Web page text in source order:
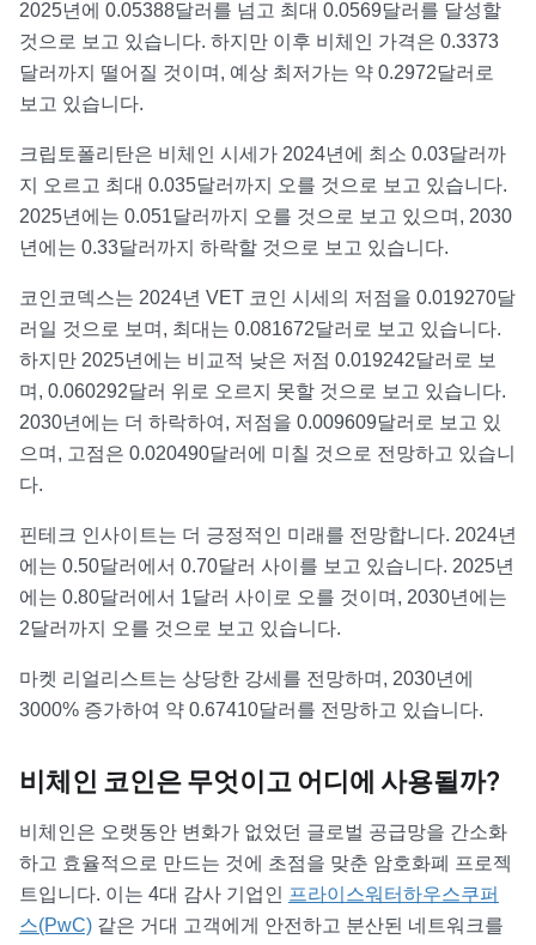
2025년에 0.05388달러를 넘고 최대 0.0569달러를 달성할
것으로 보고 있습니다. 하지만 이후 비체인 가격은 0.3373
달러까지 떨어질 것이며, 예상 최저가는 약 0.2972달러로
보고 있습니다.
크립토폴리탄은 비체인 시세가 2024년에 최소 0.03달러까
지 오르고 최대 0.035달러까지 오를 것으로 보고 있습니다.
2025년에는 0.051달러까지 오를 것으로 보고 있으며, 2030
년에는 0.33달러까지 하락할 것으로 보고 있습니다.
코인코덱스는 2024년 VET 코인 시세의 저점을 0.019270달
러일 것으로 보며, 최대는 0.081672달러로 보고 있습니다.
하지만 2025년에는 비교적 낮은 저점 0.019242달러로 보
며, 0.060292달러 위로 오르지 못할 것으로 보고 있습니다.
2030년에는 더 하락하여, 저점을 0.009609달러로 보고 있
으며, 고점은 0.020490달러에 미칠 것으로 전망하고 있습니
다.
핀테크 인사이트는 더 긍정적인 미래를 전망합니다. 2024년
에는 0.50달러에서 0.70달러 사이를 보고 있습니다. 2025년
에는 0.80달러에서 1달러 사이로 오를 것이며, 2030년에는
2달러까지 오를 것으로 보고 있습니다.
마켓 리얼리스트는 상당한 강세를 전망하며, 2030년에
3000% 증가하여 약 0.67410달러를 전망하고 있습니다.
비체인 코인은 무엇이고 어디에 사용될까?
비체인은 오랫동안 변화가 없었던 글로벌 공급망을 간소화
하고 효율적으로 만드는 것에 초점을 맞춘 암호화폐 프로젝
트입니다. 이는 4대 감사 기업인 프라이스워터하우스쿠퍼
스(PwC) 같은 거대 고객에게 안전하고 분산된 네트워크를